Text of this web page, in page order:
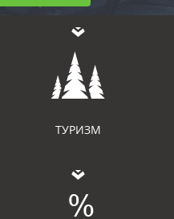
ТУРИЗМ